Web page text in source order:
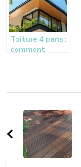
Toiture 4 pans :
comment
type de
d'article